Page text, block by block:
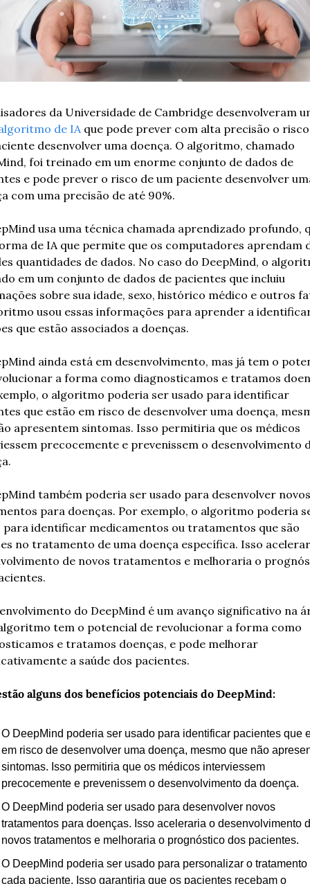
de IA que pode prever com alta precisão o
desenvolver uma doença. O algoritmo, chamado
foi treinado em um enorme conjunto de dados de
e pode prever o risco de um paciente desenvolver
com uma precisão de até 90%.
usa uma técnica chamada aprendizado profundo,
de IA que permite que os computadores aprendam
quantidades de dados. No caso do DeepMind, o
em um conjunto de dados de pacientes que incluiu
sobre sua idade, sexo, histórico médico e outros
usou essas informações para aprender a
que estão associados a doenças.
ainda está em desenvolvimento, mas já tem o
a forma como diagnosticamos e tratamos
o algoritmo poderia ser usado para identificar
que estão em risco de desenvolver uma doença,
apresentem sintomas. Isso permitiria que os médicos
precocemente e prevenissem o desenvolvimento
também poderia ser usado para desenvolver novos
para doenças. Por exemplo, o algoritmo poderia
para identificar medicamentos ou tratamentos que são
no tratamento de uma doença específica. Isso
de novos tratamentos e melhoraria o
do DeepMind é um avanço significativo na
tem o potencial de revolucionar a forma como
e tratamos doenças, e pode melhorar
a saúde dos pacientes.
alguns dos benefícios potenciais do DeepMind:
O DeepMind poderia ser usado para identificar pacientes que
em risco de desenvolver uma doença, mesmo que não
sintomas. Isso permitiria que os médicos interviessem
precocemente e prevenissem o desenvolvimento da doença.
O DeepMind poderia ser usado para desenvolver novos
tratamentos para doenças. Isso aceleraria o desenvolvimento
novos tratamentos e melhoraria o prognóstico dos pacientes.
O DeepMind poderia ser usado para personalizar o tratamento
cada paciente. Isso garantiria que os pacientes recebam o